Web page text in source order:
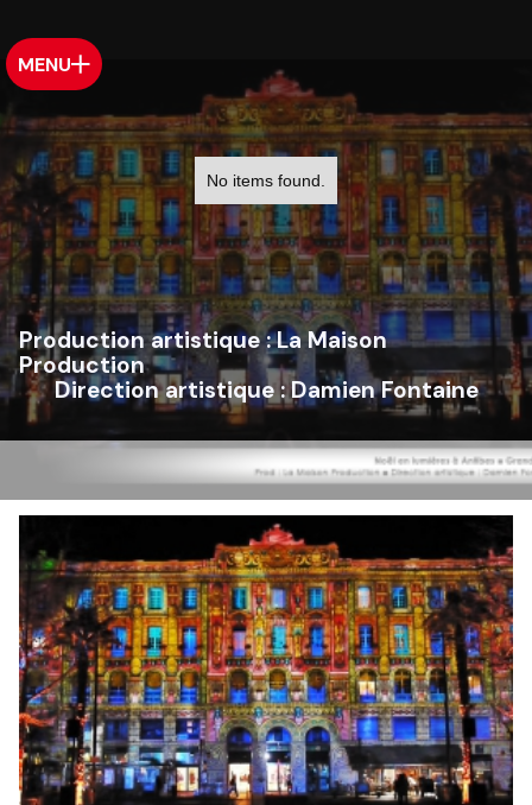
MENU
No items found.
Production artistique :La Maison
Production
Direction artistique :Damien Fontaine